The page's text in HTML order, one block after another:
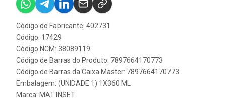
Código do Fabricante: 402731
Código: 17429
Código NCM: 38089119
Código de Barras do Produto: 7897664170773
Código de Barras da Caixa Master: 7897664170773
Embalagem: (UNIDADE 1) 1X360 ML
Marca: MAT INSET